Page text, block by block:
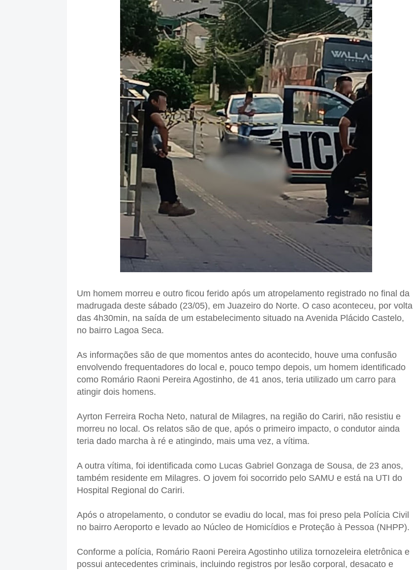
Um homem morreu e outro ficou ferido após um atropelamento registrado no final da
madrugada deste sábado (23/05), em Juazeiro do Norte. O caso aconteceu, por volta
das 4h30min, na saída de um estabelecimento situado na Avenida Plácido Castelo,
no bairro Lagoa Seca.
As informações são de que momentos antes do acontecido, houve uma confusão
envolvendo frequentadores do local e, pouco tempo depois, um homem identificado
como Romário Raoni Pereira Agostinho, de 41 anos, teria utilizado um carro para
atingir dois homens.
Ayrton Ferreira Rocha Neto, natural de Milagres, na região do Cariri, não resistiu e
morreu no local. Os relatos são de que, após o primeiro impacto, o condutor ainda
teria dado marcha à ré e atingindo, mais uma vez, a vítima.
A outra vítima, foi identificada como Lucas Gabriel Gonzaga de Sousa, de 23 anos,
também residente em Milagres. O jovem foi socorrido pelo SAMU e está na UTI do
Hospital Regional do Cariri.
Após o atropelamento, o condutor se evadiu do local, mas foi preso pela Polícia Civil
no bairro Aeroporto e levado ao Núcleo de Homicídios e Proteção à Pessoa (NHPP).
Conforme a polícia, Romário Raoni Pereira Agostinho utiliza tornozeleira eletrônica e
possui antecedentes criminais, incluindo registros por lesão corporal, desacato e